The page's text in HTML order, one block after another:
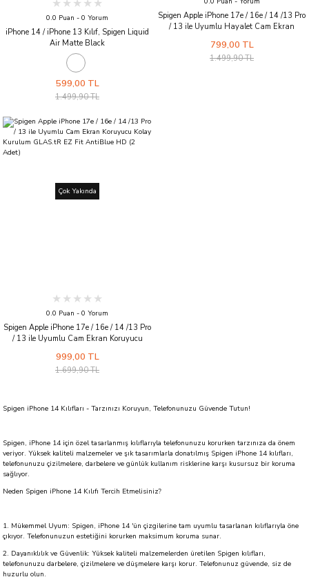
0.0 Puan - 0 Yorum
iPhone 14 / iPhone 13 Kılıf, Spigen Liquid
Air Matte Black
599,00 TL
1.499,90 TL
Spigen Apple iPhone 17e / 16e / 14 /13 Pro
/ 13 ile Uyumlu Hayalet Cam Ekran
799,00 TL
1.499,90 TL
Çok Yakında
0.0 Puan - 0 Yorum
Spigen Apple iPhone 17e / 16e / 14 /13 Pro
/ 13 ile Uyumlu Cam Ekran Koruyucu
HD (2 Adet)
999,00 TL
1.699,90 TL
Spigen iPhone 14 Kılıfları - Tarzınızı Koruyun, Telefonunuzu Güvende Tutun!
Spigen, iPhone 14 için özel tasarlanmış kılıflarıyla telefonunuzu korurken tarzınıza da önem
veriyor. Yüksek kaliteli malzemeler ve şık tasarımlarla donatılmış Spigen iPhone 14 kılıfları,
telefonunuzu çizilmelere, darbelere ve günlük kullanım risklerine karşı kusursuz bir koruma
sağlıyor.
Neden Spigen iPhone 14 Kılıfı Tercih Etmelisiniz?
1. Mükemmel Uyum: Spigen, iPhone 14 'ün çizgilerine tam uyumlu tasarlanan kılıflarıyla öne
çıkıyor. Telefonunuzun estetiğini korurken maksimum koruma sunar.
2. Dayanıklılık ve Güvenlik: Yüksek kaliteli malzemelerden üretilen Spigen kılıfları,
telefonunuzu darbelere, çizilmelere ve düşmelere karşı korur. Telefonunuz güvende, siz de
huzurlu olun.